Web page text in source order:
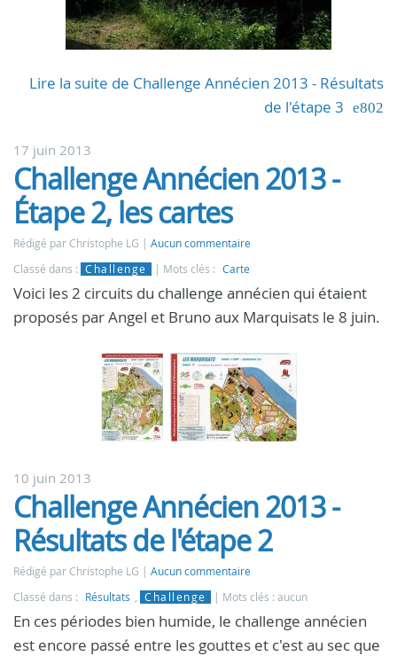
Lire la suite de Challenge Annécien 2013 - Résultats
de l'étape 3
17 juin 2013
Challenge Annécien 2013 -
Étape 2, les cartes
Rédigé par Christophe LG
Aucun commentaire
Classé dans : Challenge Mots clés : Carte
Voici les 2 circuits du challenge annécien qui étaient
proposés par Angel et Bruno aux Marquisats le 8 juin.
10 juin 2013
Challenge Annécien 2013 -
Résultats de l'étape 2
Rédigé par Christophe LG
Aucun commentaire
Classé dans :
Résultats , Challenge Mots clés : aucun
En ces périodes bien humide, le challenge annécien
est encore passé entre les gouttes et c'est au sec que